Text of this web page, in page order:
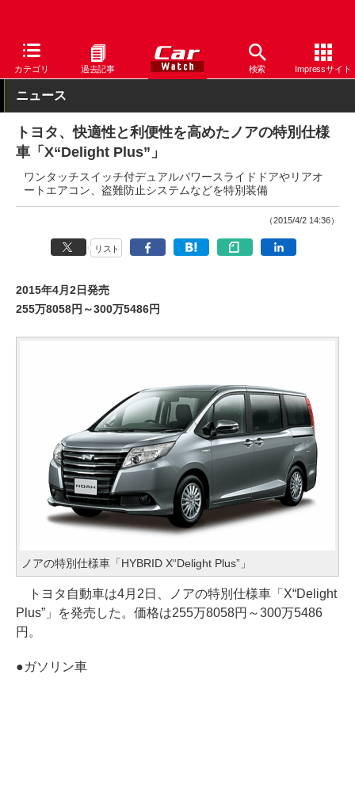
カテゴリ 過去記事 検索 Impressサイト
Car Watch 自動車 トヨタ ノア
ニュース
トヨタ、快適性と利便性を高めたノアの特別仕様
車「X“Delight Plus”」
ワンタッチスイッチ付デュアルパワースライドドアやリアオ
ートエアコン、盗難防止システムなどを特別装備
（2015/4/2 14:36）
リスト
2015年4月2日発売
255万8058円～300万5486円
ノアの特別仕様車「HYBRID X“Delight Plus”」
トヨタ自動車は4月2日、ノアの特別仕様車「X“Delight
Plus”」を発売した。価格は255万8058円～300万5486
円。
●ガソリン車